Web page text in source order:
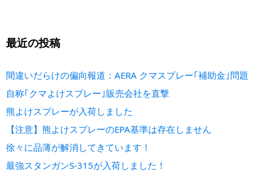
最近の投稿
間違いだらけの偏向報道：AERA クマスプレー｢補助金｣問題
自称｢クマよけスプレー｣販売会社を直撃
熊よけスプレーが入荷しました
【注意】熊よけスプレーのEPA基準は存在しません
徐々に品薄が解消してきています！
最強スタンガンS-315が入荷しました！